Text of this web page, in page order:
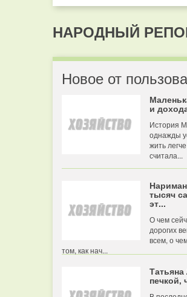
НАРОДНЫЙ
Новое от
и
История
однажды
жить
считала...
тысяч
эт...
О чем
дорогих
всем, о
том, как нач...
печкой,